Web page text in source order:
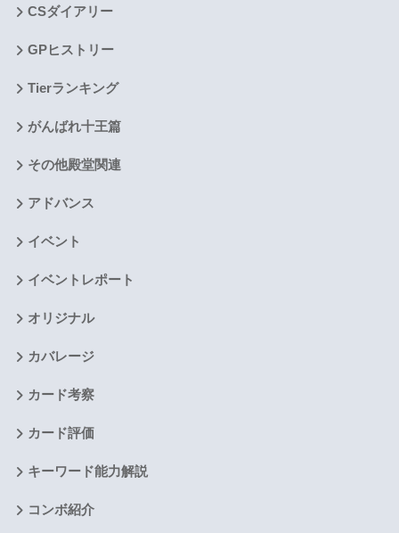
CSダイアリー
GPヒストリー
Tierランキング
がんばれ十王篇
その他殿堂関連
アドバンス
イベント
イベントレポート
オリジナル
カバレージ
カード考察
カード評価
キーワード能力解説
コンボ紹介